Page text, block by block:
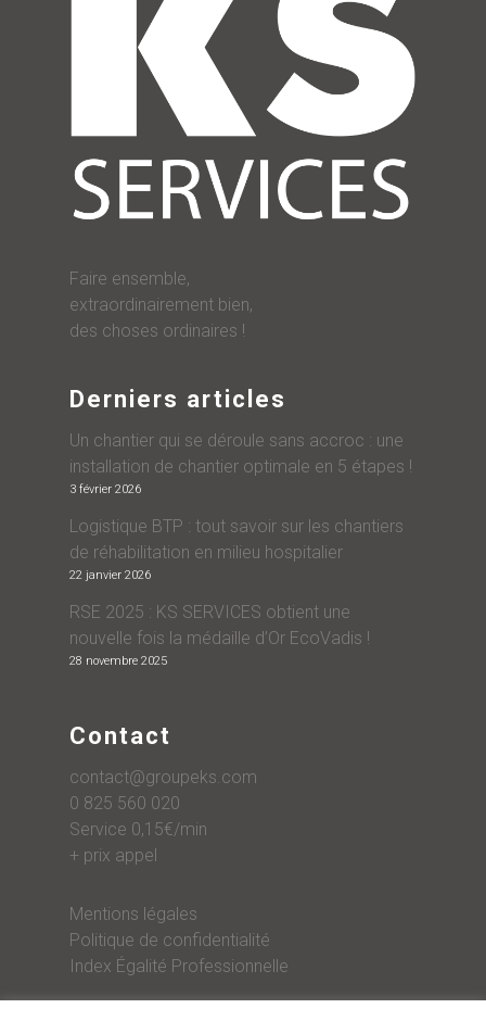
Faire ensemble,
extraordinairement bien,
des choses ordinaires !
Derniers articles
Un chantier qui se déroule sans accroc : une
installation de chantier optimale en 5 étapes !
3 février 2026
Logistique BTP : tout savoir sur les chantiers
de réhabilitation en milieu hospitalier
22 janvier 2026
RSE 2025 : KS SERVICES obtient une
nouvelle fois la médaille d’Or EcoVadis !
28 novembre 2025
Contact
contact@groupeks.com
0 825 560 020
Service 0,15€/min
+ prix appel
Mentions légales
Politique de confidentialité
Index Égalité Professionnelle